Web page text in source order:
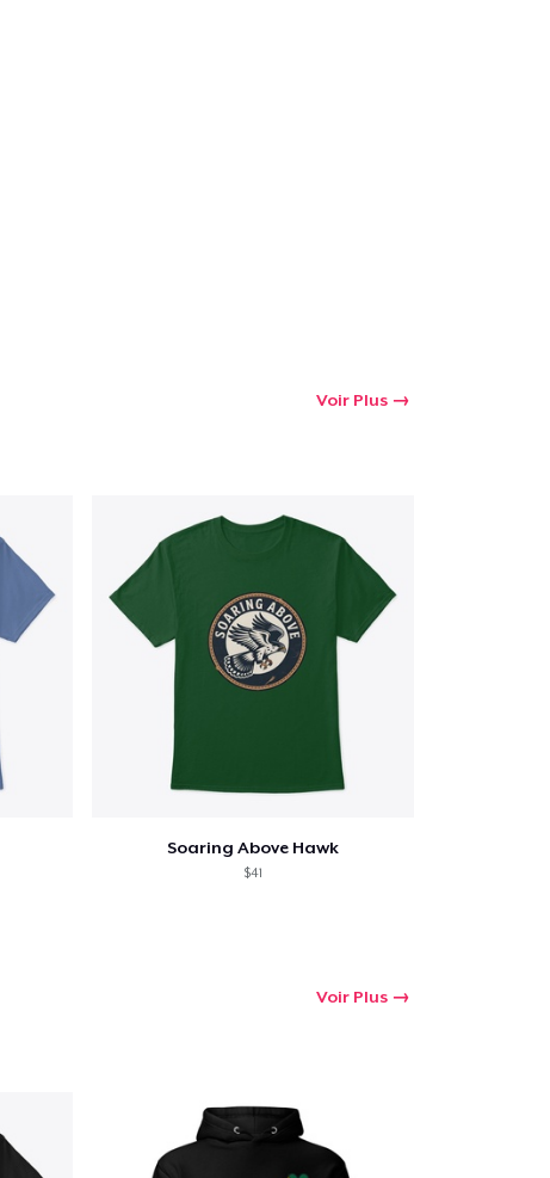
Voir Plus
Soaring Above Hawk
$41
Voir Plus